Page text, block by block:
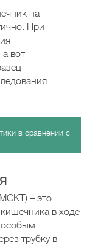
на
При
вот
в сравнении с
– это
в ходе
трубку в